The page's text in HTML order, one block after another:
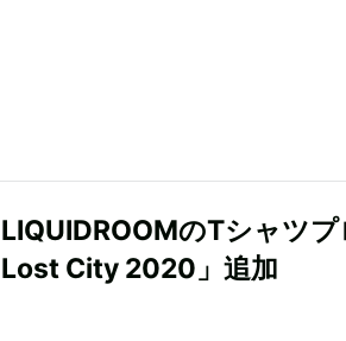
LIQUIDROOMのTシャツ
Lost City 2020」追加